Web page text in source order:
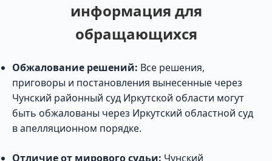
информация для
обращающихся
Обжалование решений: Все решения,
приговоры и постановления вынесенные через
Чунский районный суд Иркутской области могут
быть обжалованы через Иркутский областной суд
в апелляционном порядке.
Отличие от мирового судьи: Чунский